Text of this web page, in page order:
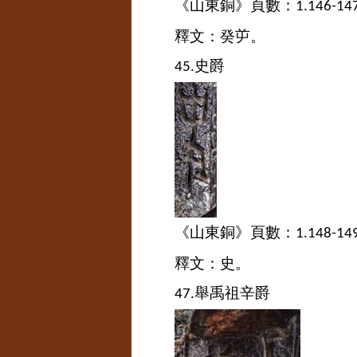
《山東銅》頁數： 1.146-
釋文：癸屰。
45.史爵
《山東銅》頁數： 1.148-
釋文：史。
47.舉禹祖辛爵